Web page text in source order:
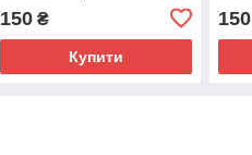
150₴
Купити
150